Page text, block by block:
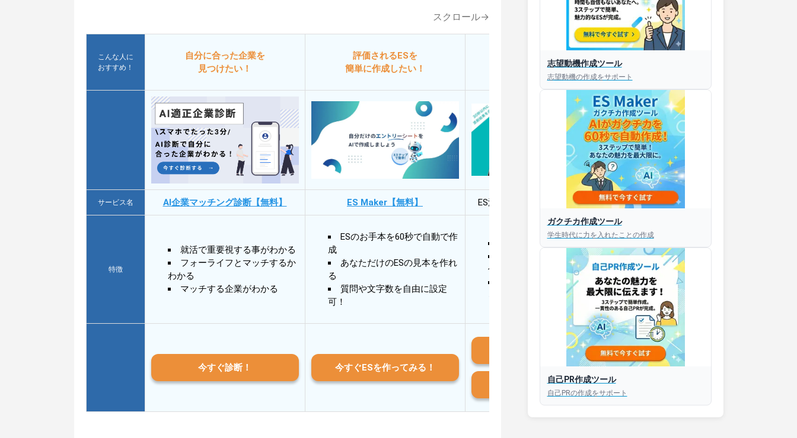
スクロール→
こんな人に
おすすめ！
自分に合った企業を
見つけたい！
評価されるESを
簡単に作成したい！
添削してほしい！
サービス名 AI企業マッチング診断【無料】 ES Maker【無料】 ES添削・面接対策アプリ【無料】
特徴
就活で重要視する事がわかる
フォーライフとマッチするか
わかる
マッチする企業がわかる
ESのお手本を60秒で自動で作
成
あなただけのESの見本を作れ
る
質問や文字数を自由に設定
可！
30秒以内にあなたのESを添削
30秒以内にあなただけのESを
作成
AIと対話して面接練習ができ
今すぐ診断！ 今すぐESを作ってみる！
iOS版はこちら
Android版はこちら
志望動機作成ツール
志望動機の作成をサポート
ガクチカ作成ツール
学生時代に力を入れたことの作成
自己PR作成ツール
自己PRの作成をサポート